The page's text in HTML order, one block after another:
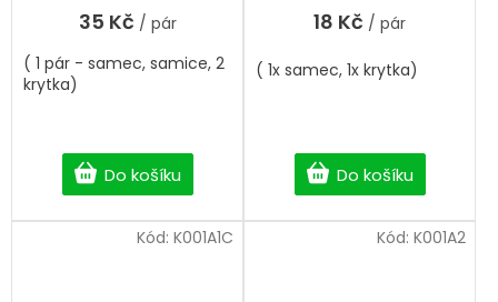
hvězdiček.
35 Kč / pár
Do košíku
( 1 pár - samec, samice, 2
krytka)
18 Kč / pár
Do košíku
( 1x samec, 1x krytka)
Kód: K001A1C Kód: K001A2